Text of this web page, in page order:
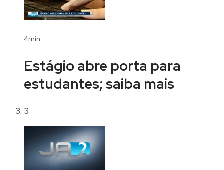
4min
Estágio abre porta para
estudantes; saiba mais
3